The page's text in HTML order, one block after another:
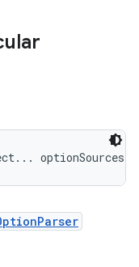
optionSources)